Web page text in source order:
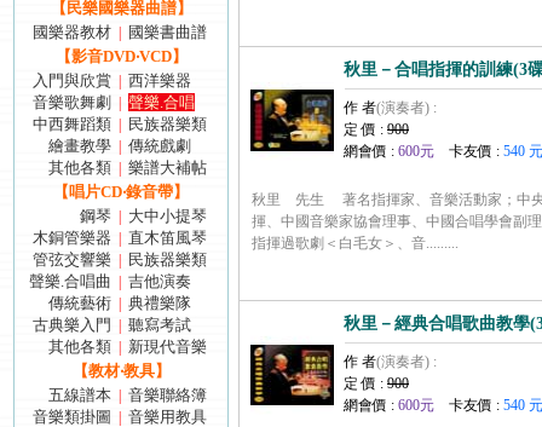
【民樂國樂器曲譜】
國樂器教材
國樂書曲譜
【影音DVD‧VCD】
入門與欣賞
西洋樂器
音樂歌舞劇
聲樂.合唱
中西舞蹈類
民族器樂類
繪畫教學
傳統戲劇
其他各類
樂譜大補帖
【唱片CD‧錄音帶】
鋼琴
大中小提琴
木銅管樂器
直木笛風琴
管弦交響樂
民族器樂類
聲樂.合唱曲
吉他演奏
傳統藝術
典禮樂隊
古典樂入門
聽寫考試
其他各類
新現代音樂
【教材‧教具】
五線譜本
音樂聯絡簿
音樂類掛圖
音樂用教具
秋里－合唱指揮的訓練(3
作 者(演奏者) :
定 價 : 900
網會價 : 600元 卡友價 : 540 元
秋里 先生 著名指揮家、音樂活動家；中
揮、中國音樂家協會理事、中國合唱學會
指揮過歌劇＜白毛女＞、音.........
秋里－經典合唱歌曲教學
作 者(演奏者) :
定 價 : 900
網會價 : 600元 卡友價 : 540 元